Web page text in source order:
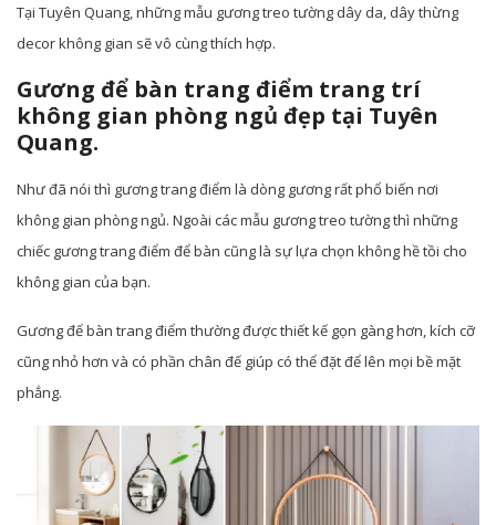
Tại Tuyên Quang, những mẫu gương treo tường dây da, dây thừng
decor không gian sẽ vô cùng thích hợp.
Gương để bàn trang điểm trang trí
không gian phòng ngủ đẹp tại Tuyên
Quang.
Như đã nói thì gương trang điểm là dòng gương rất phổ biến nơi
không gian phòng ngủ. Ngoài các mẫu gương treo tường thì những
chiếc gương trang điểm để bàn cũng là sự lựa chọn không hề tồi cho
không gian của bạn.
Gương để bàn trang điểm thường được thiết kế gọn gàng hơn, kích cỡ
cũng nhỏ hơn và có phần chân đế giúp có thể đặt để lên mọi bề mặt
phẳng.